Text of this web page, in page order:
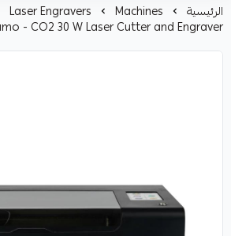
الرئيسية Machines
Laser Engravers
- CO2 30 W Laser Cutter and Engraver